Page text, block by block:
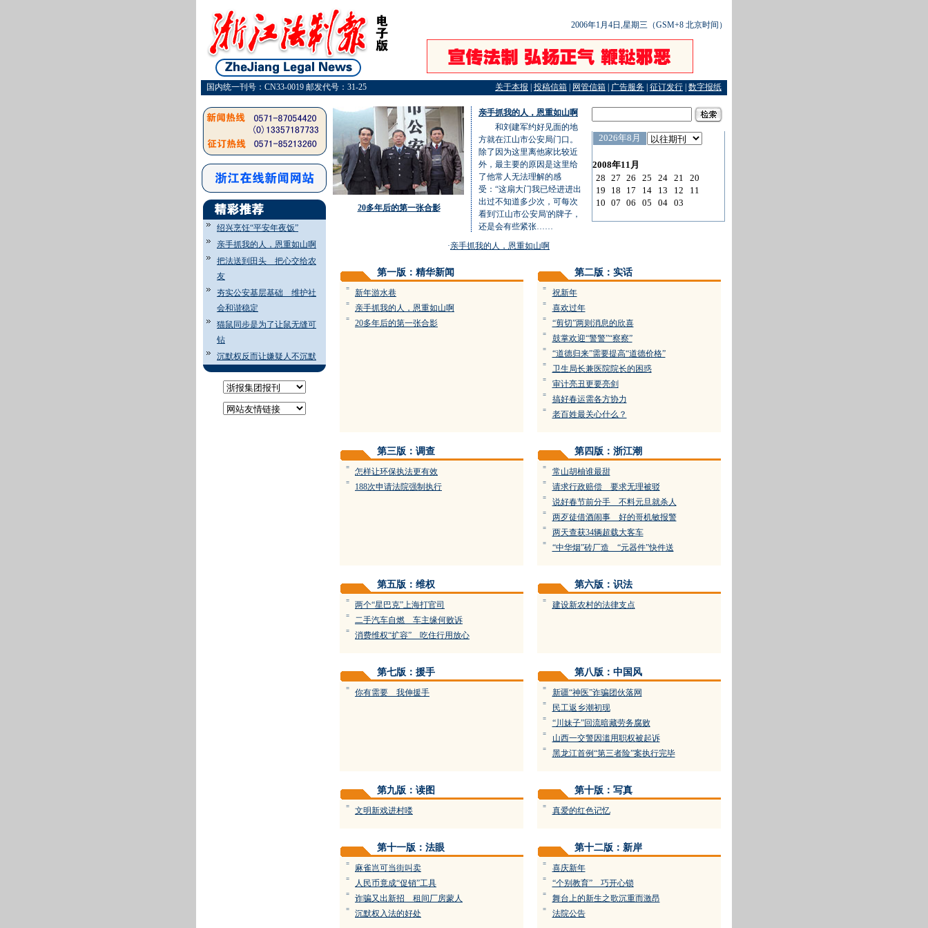
2006年1月4日,星期三（GSM+8 北京时间）
国内统一刊号：CN33-0019 邮发代号：31-25 关于本报 投稿信箱 网管信箱 广告服务 征订发行 数字报纸
绍兴烹饪“平安年夜饭”
亲手抓我的人，恩重如山啊
把法送到田头 把心交给农
友
夯实公安基层基础 维护社
会和谐稳定
猫鼠同步是为了让鼠无缝可
钻
沉默权反而让嫌疑人不沉默
20多年后的第一张合影
亲手抓我的人，恩重如山啊
和刘建军约好见面的地
方就在江山市公安局门口。
除了因为这里离他家比较近
外，最主要的原因是这里给
了他常人无法理解的感
受：“这扇大门我已经进进出
出过不知道多少次，可每次
看到'江山市公安局'的牌子，
还是会有些紧张……
亲手抓我的人，恩重如山啊
第一版：精华新闻
= 新年游水巷
= 亲手抓我的人，恩重如山啊
= 20多年后的第一张合影
第二版：实话
= 祝新年
= 喜欢过年
= “剪切”两则消息的欣喜
= 鼓掌欢迎“警警”“察察”
= “道德归来”需要提高“道德价格”
= 卫生局长兼医院院长的困惑
= 审计亮丑更要亮剑
= 搞好春运需各方协力
= 老百姓最关心什么？
第三版：调查
= 怎样让环保执法更有效
= 188次申请法院强制执行
第四版：浙江潮
= 常山胡柚谁最甜
= 请求行政赔偿 要求无理被驳
= 说好春节前分手 不料元旦就杀人
= 两歹徒借酒闹事 好的哥机敏报警
= 两天查获34辆超载大客车
= “中华烟”砖厂造 “元器件”快件送
第五版：维权
= 两个“星巴克”上海打官司
= 二手汽车自燃 车主缘何败诉
= 消费维权“扩容” 吃住行用放心
第六版：识法
= 建设新农村的法律支点
第七版：援手
= 你有需要 我伸援手
第八版：中国风
= 新疆“神医”诈骗团伙落网
= 民工返乡潮初现
= “川妹子”回流暗藏劳务腐败
= 山西一交警因滥用职权被起诉
= 黑龙江首例“第三者险”案执行完毕
第九版：读图
= 文明新戏进村喽
第十版：写真
= 真爱的红色记忆
第十一版：法眼
= 麻雀岂可当街叫卖
= 人民币竟成“促销”工具
= 诈骗又出新招 租间厂房蒙人
= 沉默权入法的好处
第十二版：新岸
= 喜庆新年
= “个别教育” 巧开心锁
= 舞台上的新生之歌沉重而激昂
= 法院公告